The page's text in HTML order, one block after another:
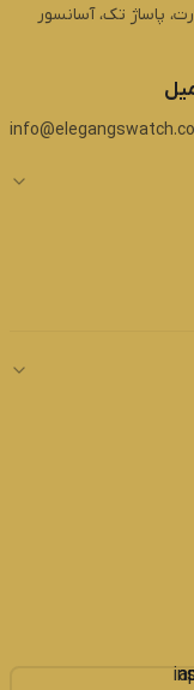
پاساژ تک، آسانسور